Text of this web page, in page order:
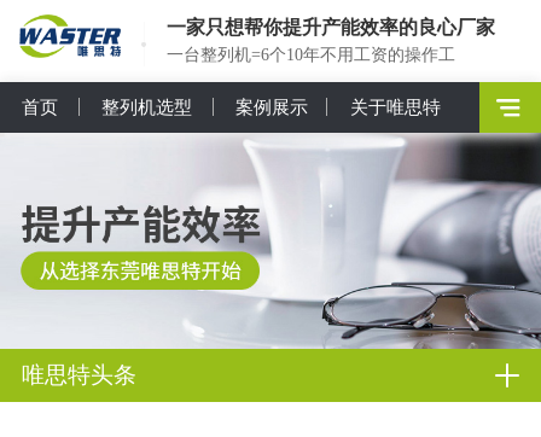
一家只想帮你提升产能效率的良心厂家
一台整列机=6个10年不用工资的操作工
首页 整列机选型 案例展示 关于唯思特
唯思特头条